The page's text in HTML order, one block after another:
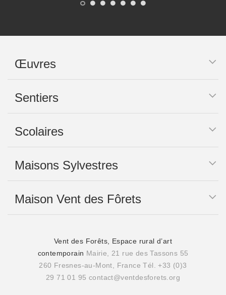
Œuvres
Sentiers
Scolaires
Maisons Sylvestres
Maison Vent des Fôrets
Vent des Forêts, Espace rural d’art
contemporain Mairie, 21 rue des Tassons 55
260 Fresnes-au-Mont, France Tél. +33 (0)3
29 71 01 95 contact@ventdesforets.org